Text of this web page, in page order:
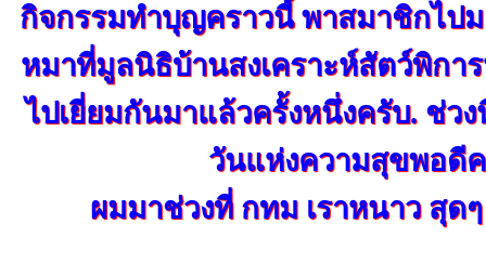
กิจกรรมทำบุญคราวนี้ พาสมาชิกไป
หมาที่มูลนิธิบ้านสงเคราะห์สัตว์พิการ
ไปเยี่ยมกันมาแล้วครั้งหนึ่งครับ. ช่ว
วันแห่งความสุขพอดี
ผมมาช่วงที่ กทม เราหนาว สุด